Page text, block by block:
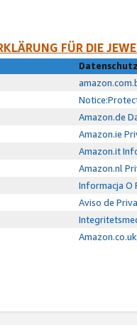
FÜR DIE
Amazon.de
Amazon.ie
Amazon.it
Amazon.nl
Informacja O
Aviso de